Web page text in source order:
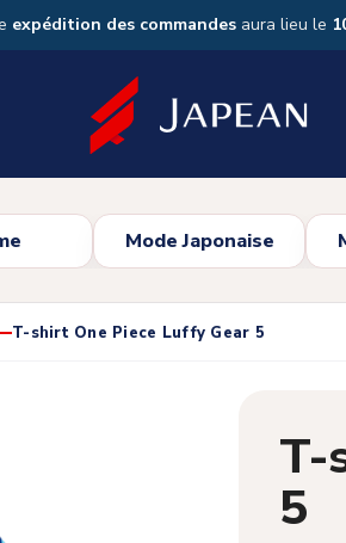
expédition des commandes aura lieu le
Mode Japonaise
T-shirt One Piece Luffy Gear 5
T-
5